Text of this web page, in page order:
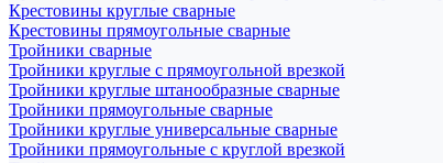
Крестовины круглые сварные
Крестовины прямоугольные сварные
Тройники сварные
Тройники круглые с прямоугольной врезкой
Тройники круглые штанообразные сварные
Тройники прямоугольные сварные
Тройники круглые универсальные сварные
Тройники прямоугольные с круглой врезкой